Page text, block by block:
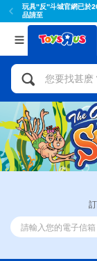
玩具"反"斗城官網已於
品請至
返回
分類目錄
人氣英雄,
腳踏車,
拼砌組合
玩具車,
手工藝,
返回
品牌
Toy Story
Super
52TOYS
Miniso名